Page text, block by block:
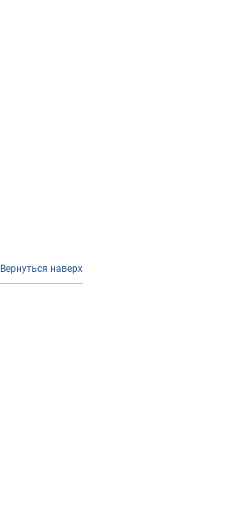
Вернуться наверх